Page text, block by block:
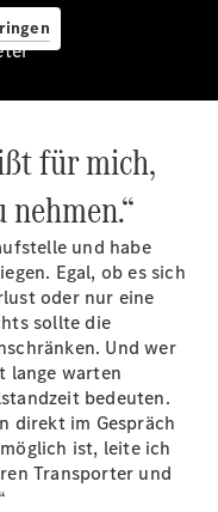
für mich,
und habe
Egal, ob es sich
oder nur eine
sollte die
Und wer
lange warten
bedeuten.
direkt im Gespräch
ist, leite ich
Transporter und